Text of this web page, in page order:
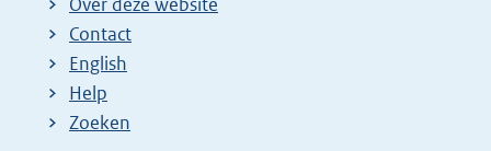
Contact
English
Help
Zoeken